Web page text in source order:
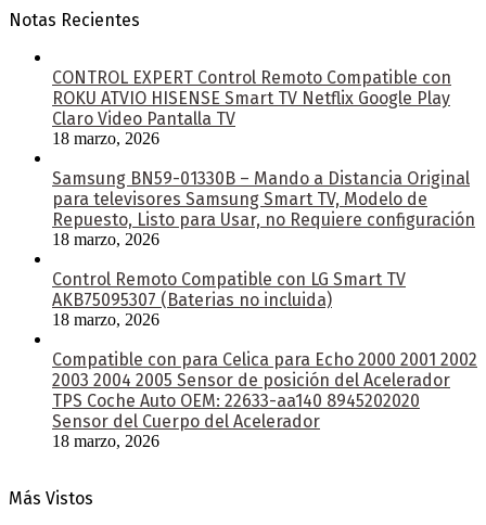
Notas Recientes
CONTROL EXPERT Control Remoto Compatible con
ROKU ATVIO HISENSE Smart TV Netflix Google Play
Claro Video Pantalla TV
18 marzo, 2026
Samsung BN59-01330B – Mando a Distancia Original
para televisores Samsung Smart TV, Modelo de
Repuesto, Listo para Usar, no Requiere configuración
18 marzo, 2026
Control Remoto Compatible con LG Smart TV
AKB75095307 (Baterias no incluida)
18 marzo, 2026
Compatible con para Celica para Echo 2000 2001 2002
2003 2004 2005 Sensor de posición del Acelerador
TPS Coche Auto OEM: 22633-aa140 8945202020
Sensor del Cuerpo del Acelerador
18 marzo, 2026
Más Vistos